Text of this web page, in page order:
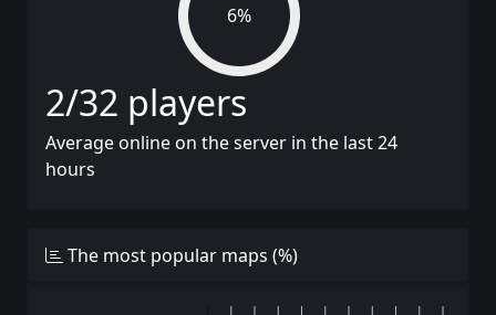
6%
2/32 players
Average online on the server in the last 24
hours
The most popular maps (%)